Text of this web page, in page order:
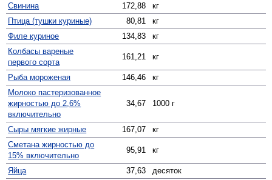
Свинина
172,88
кг
Птица (тушки куриные)
80,81
кг
Филе куриное
134,83
кг
Колбасы вареные
первого сорта
161,21 кг
Рыба мороженая 146,46
кг
Молоко пастеризованное
жирностью до 2,6%
включительно
34,67 1000 г
Сыры мягкие жирные 167,07
кг
Сметана жирностью до
15% включительно
95,91 кг
Яйца 37,63
десяток